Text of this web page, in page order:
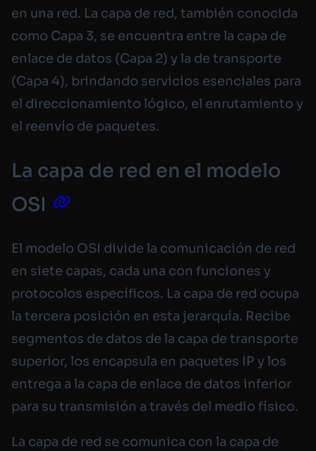
en una red. La capa de red, también conocida
como Capa 3, se encuentra entre la capa de
enlace de datos (Capa 2) y la de transporte
(Capa 4), brindando servicios esenciales para
el direccionamiento lógico, el enrutamiento y
el reenvío de paquetes.
La capa de red en el modelo
OSI
El modelo OSI divide la comunicación de red
en siete capas, cada una con funciones y
protocolos específicos. La capa de red ocupa
la tercera posición en esta jerarquía. Recibe
segmentos de datos de la capa de transporte
superior, los encapsula en paquetes IP y los
entrega a la capa de enlace de datos inferior
para su transmisión a través del medio físico.
La capa de red se comunica con la capa de